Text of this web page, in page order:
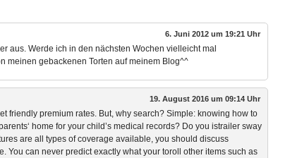
6. Juni 2012 um 19:21 Uhr
aus. Werde ich in den nächsten Wochen vielleicht mal
meinen gebackenen Torten auf meinem Blog^^
19. August 2016 um 09:14 Uhr
friendly premium rates. But, why search? Simple: knowing how to
home for your child’s medical records? Do you istrailer sway
are all types of coverage available, you should discuss
You can never predict exactly what your toroll other items such as